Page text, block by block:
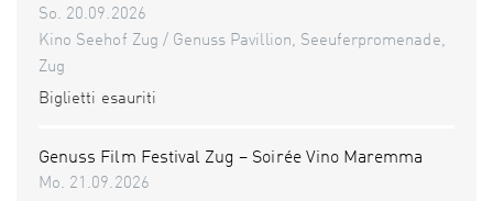
So. 20.09.2026
Kino Seehof Zug / Genuss Pavillion, Seeuferpromenade,
Zug
Biglietti esauriti
Genuss Film Festival Zug – Soirée Vino Maremma
Mo. 21.09.2026